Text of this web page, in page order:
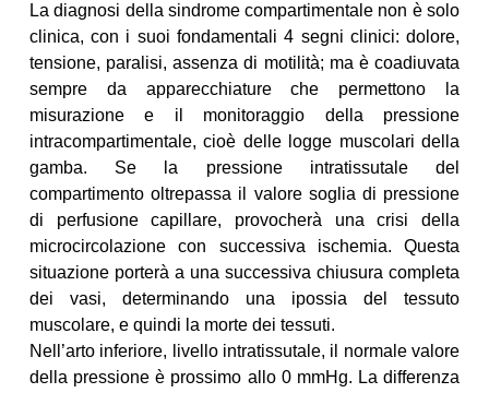
La diagnosi della sindrome compartimentale non è solo
clinica, con i suoi fondamentali 4 segni clinici: dolore,
tensione, paralisi, assenza di motilità; ma è coadiuvata
sempre da apparecchiature che permettono la
misurazione e il monitoraggio della pressione
intracompartimentale, cioè delle logge muscolari della
gamba. Se la pressione intratissutale del
compartimento oltrepassa il valore soglia di pressione
di perfusione capillare, provocherà una crisi della
microcircolazione con successiva ischemia. Questa
situazione porterà a una successiva chiusura completa
dei vasi, determinando una ipossia del tessuto
muscolare, e quindi la morte dei tessuti.
Nell’arto inferiore, livello intratissutale, il normale valore
della pressione è prossimo allo 0 mmHg. La differenza